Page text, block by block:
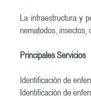
La infraestructura y
nematodos, insectos,
Principales Servicios
Identificación de
Identificación de